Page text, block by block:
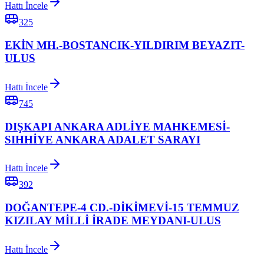
Hattı İncele
325
EKİN MH.-BOSTANCIK-YILDIRIM BEYAZIT-
ULUS
Hattı İncele
745
DIŞKAPI ANKARA ADLİYE MAHKEMESİ-
SIHHİYE ANKARA ADALET SARAYI
Hattı İncele
392
DOĞANTEPE-4 CD.-DİKİMEVİ-15 TEMMUZ
KIZILAY MİLLİ İRADE MEYDANI-ULUS
Hattı İncele